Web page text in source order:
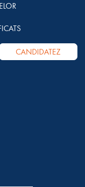
CANDIDATEZ